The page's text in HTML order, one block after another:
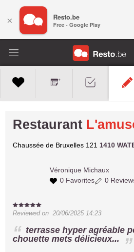
Restaurant
Chaussée de Bruxelles 121 1410
Véronique Michaux
0 Favorites
0
Reviewed on20/06/2025 14:23
terrasse hyper agréable
chouette mets délicieux...
× Resto.be
Free - Google Play